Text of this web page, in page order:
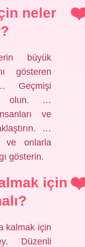
neler
büyük
gösteren
Geçmişi
olun. …
ve
…
ve onlarla
gösterin.
için
kalmak için
Düzenli